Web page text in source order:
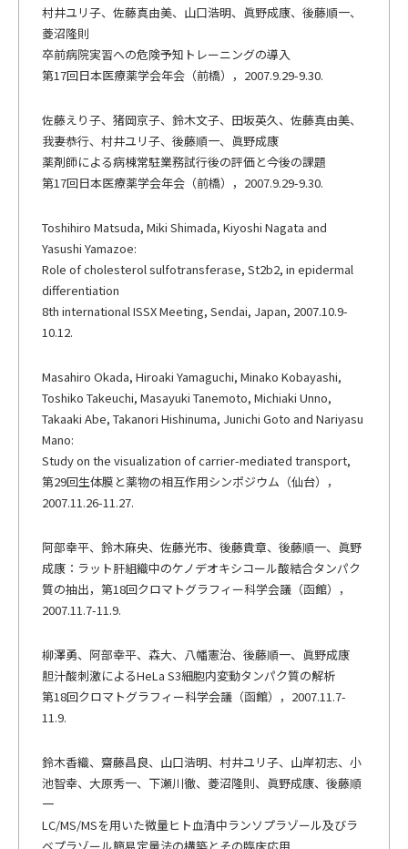
村井ユリ子、佐藤真由美、山口浩明、眞野成康、後藤順一、
菱沼隆則
卒前病院実習への危険予知トレーニングの導入
第17回日本医療薬学会年会（前橋），2007.9.29-9.30.
佐藤えり子、猪岡京子、鈴木文子、田坂英久、佐藤真由美、
我妻恭行、村井ユリ子、後藤順一、眞野成康
薬剤師による病棟常駐業務試行後の評価と今後の課題
第17回日本医療薬学会年会（前橋），2007.9.29-9.30.
Toshihiro Matsuda, Miki Shimada, Kiyoshi Nagata and
Yasushi Yamazoe:
Role of cholesterol sulfotransferase, St2b2, in epidermal
differentiation
8th international ISSX Meeting, Sendai, Japan, 2007.10.9-
10.12.
Masahiro Okada, Hiroaki Yamaguchi, Minako Kobayashi,
Toshiko Takeuchi, Masayuki Tanemoto, Michiaki Unno,
Takaaki Abe, Takanori Hishinuma, Junichi Goto and Nariyasu
Mano:
Study on the visualization of carrier-mediated transport,
第29回生体膜と薬物の相互作用シンポジウム（仙台），
2007.11.26-11.27.
阿部幸平、鈴木麻央、佐藤光市、後藤貴章、後藤順一、眞野
成康：ラット肝組織中のケノデオキシコール酸結合タンパク
質の抽出，第18回クロマトグラフィー科学会議（函館），
2007.11.7-11.9.
柳澤勇、阿部幸平、森大、八幡憲治、後藤順一、眞野成康
胆汁酸刺激によるHeLa S3細胞内変動タンパク質の解析
第18回クロマトグラフィー科学会議（函館），2007.11.7-
11.9.
鈴木香織、齋藤昌良、山口浩明、村井ユリ子、山岸初志、小
池智幸、大原秀一、下瀬川徹、菱沼隆則、眞野成康、後藤順
一
LC/MS/MSを用いた微量ヒト血清中ランソプラゾール及びラ
ベプラゾール簡易定量法の構築とその臨床応用